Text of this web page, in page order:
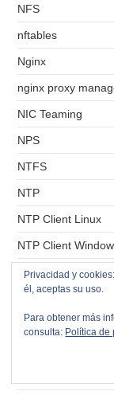
NFS
nftables
Nginx
nginx proxy
NIC Teaming
NPS
NTFS
NTP
NTP Client Linux
NTP Client
NTP Server Linux
NTP Server
Nutanix
Privacidad y
él, aceptas su uso.
Para obtener más
consulta: Política de